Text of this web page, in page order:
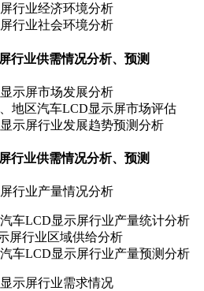
业经济环境分析
业社会环境分析
行业供需情况分析、预测
屏市场发展分析
区汽车LCD显示屏市场评估
屏行业发展趋势预测分析
行业供需情况分析、预测
业产量情况分析
显示屏行业产量统计分析
业区域供给分析
显示屏行业产量预测分析
屏行业需求情况